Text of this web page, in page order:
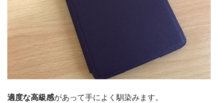
適度な高級感があって手によく馴染みます。